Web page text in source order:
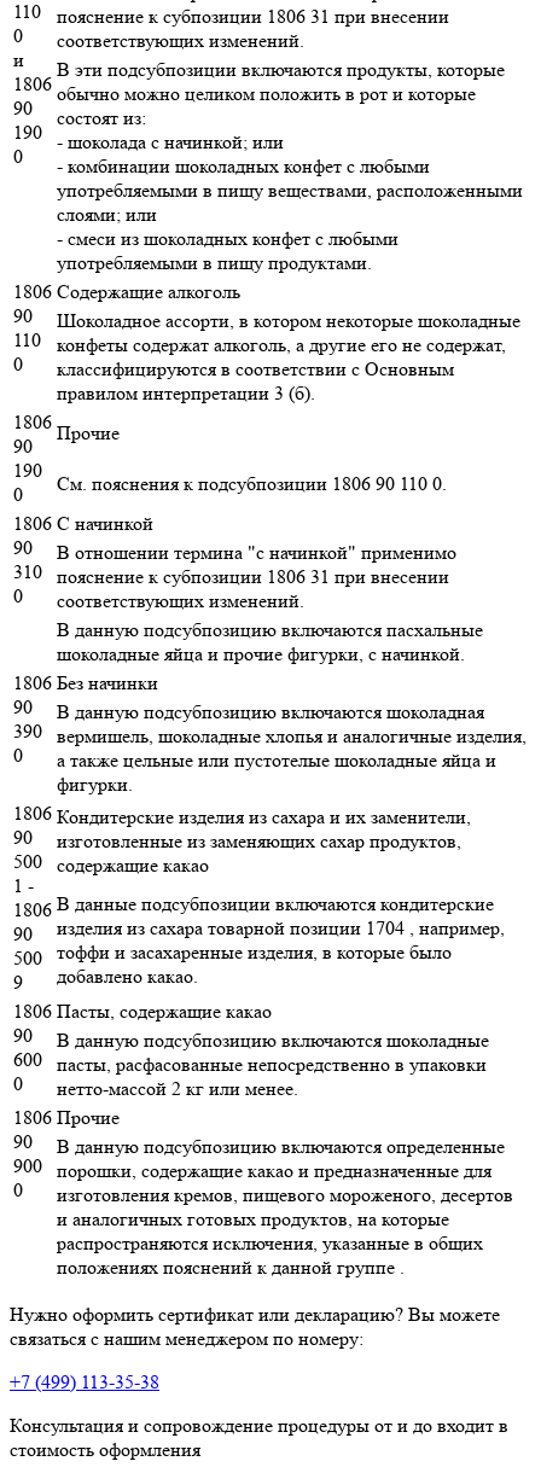
110
0
и
1806
90
190
0
пояснение к субпозиции 1806 31 при внесении
соответствующих изменений.
В эти подсубпозиции включаются продукты, которые
обычно можно целиком положить в рот и которые
состоят из:
- шоколада с начинкой; или
- комбинации шоколадных конфет с любыми
употребляемыми в пищу веществами, расположенными
слоями; или
- смеси из шоколадных конфет с любыми
употребляемыми в пищу продуктами.
1806
90
110
0
Содержащие алкоголь
Шоколадное ассорти, в котором некоторые шоколадные
конфеты содержат алкоголь, а другие его не содержат,
классифицируются в соответствии с Основным
правилом интерпретации 3 (б).
1806
90
190
0
Прочие
См. пояснения к подсубпозиции 1806 90 110 0.
1806
90
310
0
С начинкой
В отношении термина "с начинкой" применимо
пояснение к субпозиции 1806 31 при внесении
соответствующих изменений.
В данную подсубпозицию включаются пасхальные
шоколадные яйца и прочие фигурки, с начинкой.
1806
90
390
0
Без начинки
В данную подсубпозицию включаются шоколадная
вермишель, шоколадные хлопья и аналогичные изделия,
а также цельные или пустотелые шоколадные яйца и
фигурки.
1806
90
500
1 -
1806
90
500
9
Кондитерские изделия из сахара и их заменители,
изготовленные из заменяющих сахар продуктов,
содержащие какао
В данные подсубпозиции включаются кондитерские
изделия из сахара товарной позиции 1704 , например,
тоффи и засахаренные изделия, в которые было
добавлено какао.
1806
90
600
0
Пасты, содержащие какао
В данную подсубпозицию включаются шоколадные
пасты, расфасованные непосредственно в упаковки
нетто-массой 2 кг или менее.
1806
90
900
0
Прочие
В данную подсубпозицию включаются определенные
порошки, содержащие какао и предназначенные для
изготовления кремов, пищевого мороженого, десертов
и аналогичных готовых продуктов, на которые
распространяются исключения, указанные в общих
положениях пояснений к данной группе .
Нужно оформить сертификат или декларацию? Вы можете
связаться с нашим менеджером по номеру:
+7 (499) 113-35-38
Консультация и сопровождение процедуры от и до входит в
стоимость оформления